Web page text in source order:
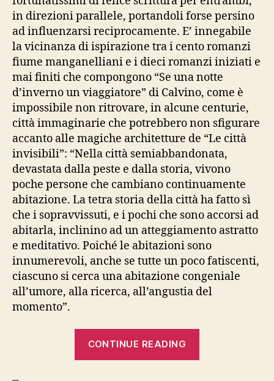
in direzioni parallele, portandoli forse persino
ad influenzarsi reciprocamente. E’ innegabile
la vicinanza di ispirazione tra i cento romanzi
fiume manganelliani e i dieci romanzi iniziati e
mai finiti che compongono “Se una notte
d’inverno un viaggiatore” di Calvino, come è
impossibile non ritrovare, in alcune centurie,
città immaginarie che potrebbero non sfigurare
accanto alle magiche architetture de “Le città
invisibili”: “Nella città semiabbandonata,
devastata dalla peste e dalla storia, vivono
poche persone che cambiano continuamente
abitazione. La tetra storia della città ha fatto sì
che i sopravvissuti, e i pochi che sono accorsi ad
abitarla, inclinino ad un atteggiamento astratto
e meditativo. Poiché le abitazioni sono
innumerevoli, anche se tutte un poco fatiscenti,
ciascuno si cerca una abitazione congeniale
all’umore, alla ricerca, all’angustia del
momento”.
CONTINUE READING